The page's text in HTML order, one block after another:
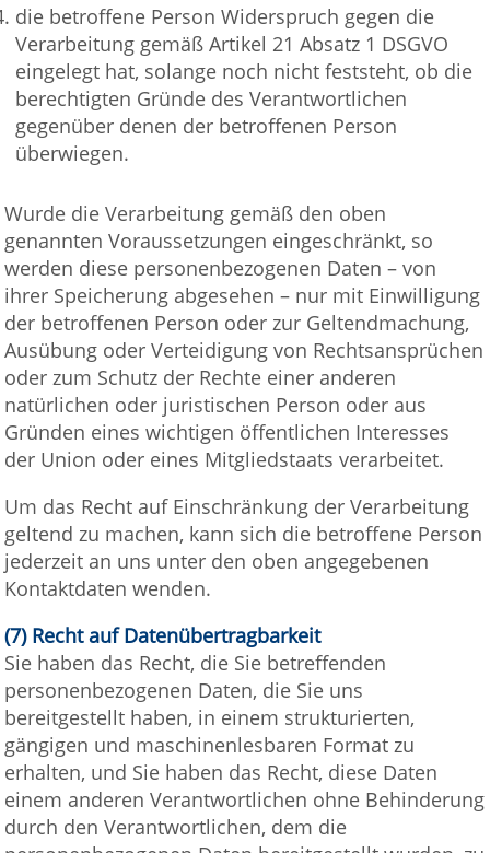
die betroffene Person Widerspruch gegen die
Verarbeitung gemäß Artikel 21 Absatz 1 DSGVO
eingelegt hat, solange noch nicht feststeht, ob die
berechtigten Gründe des Verantwortlichen
gegenüber denen der betroffenen Person
überwiegen.
Wurde die Verarbeitung gemäß den oben
genannten Voraussetzungen eingeschränkt, so
werden diese personenbezogenen Daten – von
ihrer Speicherung abgesehen – nur mit Einwilligung
der betroffenen Person oder zur Geltendmachung,
Ausübung oder Verteidigung von Rechtsansprüchen
oder zum Schutz der Rechte einer anderen
natürlichen oder juristischen Person oder aus
Gründen eines wichtigen öffentlichen Interesses
der Union oder eines Mitgliedstaats verarbeitet.
Um das Recht auf Einschränkung der Verarbeitung
geltend zu machen, kann sich die betroffene Person
jederzeit an uns unter den oben angegebenen
Kontaktdaten wenden.
(7) Recht auf Datenübertragbarkeit
Sie haben das Recht, die Sie betreffenden
personenbezogenen Daten, die Sie uns
bereitgestellt haben, in einem strukturierten,
gängigen und maschinenlesbaren Format zu
erhalten, und Sie haben das Recht, diese Daten
einem anderen Verantwortlichen ohne Behinderung
durch den Verantwortlichen, dem die